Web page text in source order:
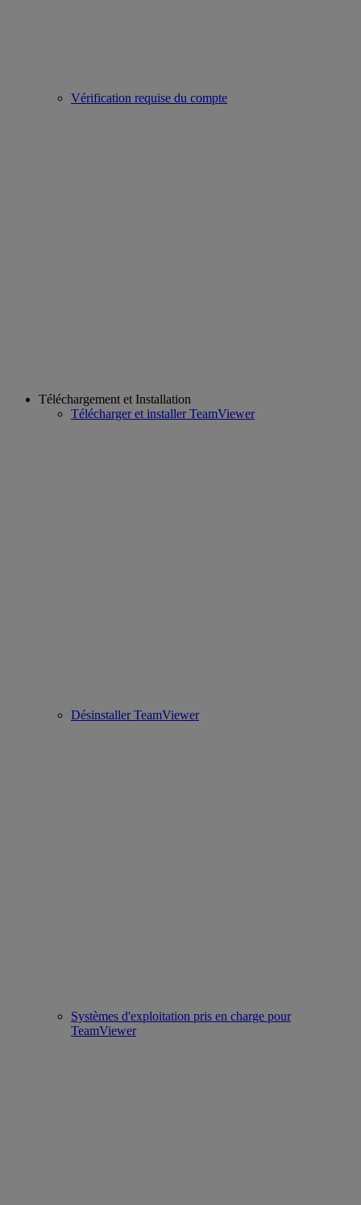
Vérification requise du compte
Téléchargement et Installation
Télécharger et installer TeamViewer
Désinstaller TeamViewer
Systèmes d'exploitation pris en charge pour
TeamViewer